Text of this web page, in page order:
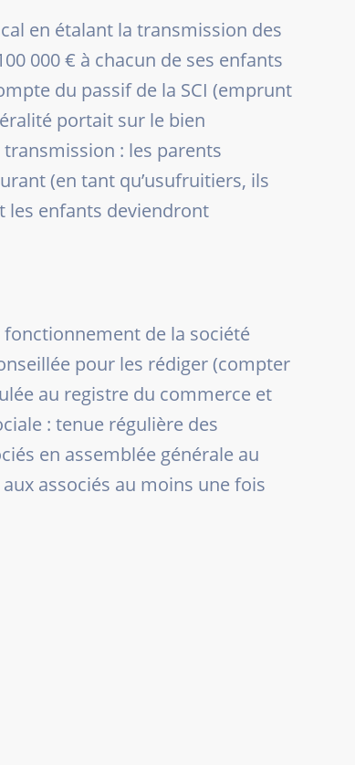
en étalant la transmission des
000 € à chacun de ses enfants
du passif de la SCI (emprunt
portait sur le bien
: les parents
(en tant qu’usufruitiers, ils
les enfants deviendront
de la société
pour les rédiger (compter
au registre du commerce et
: tenue régulière des
en assemblée générale au
associés au moins une fois